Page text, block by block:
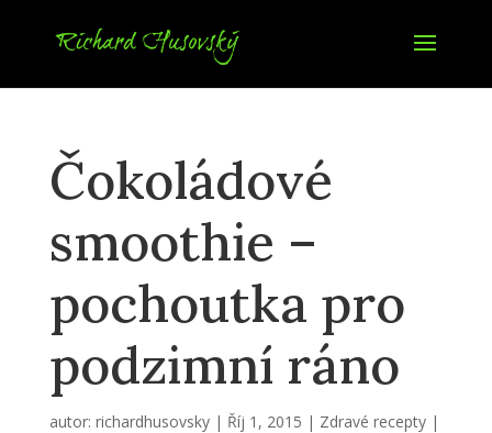
Čokoládové
smoothie –
pochoutka pro
podzimní ráno
autor: richardhusovsky| Říj 1, 2015 | Zdravé recepty|